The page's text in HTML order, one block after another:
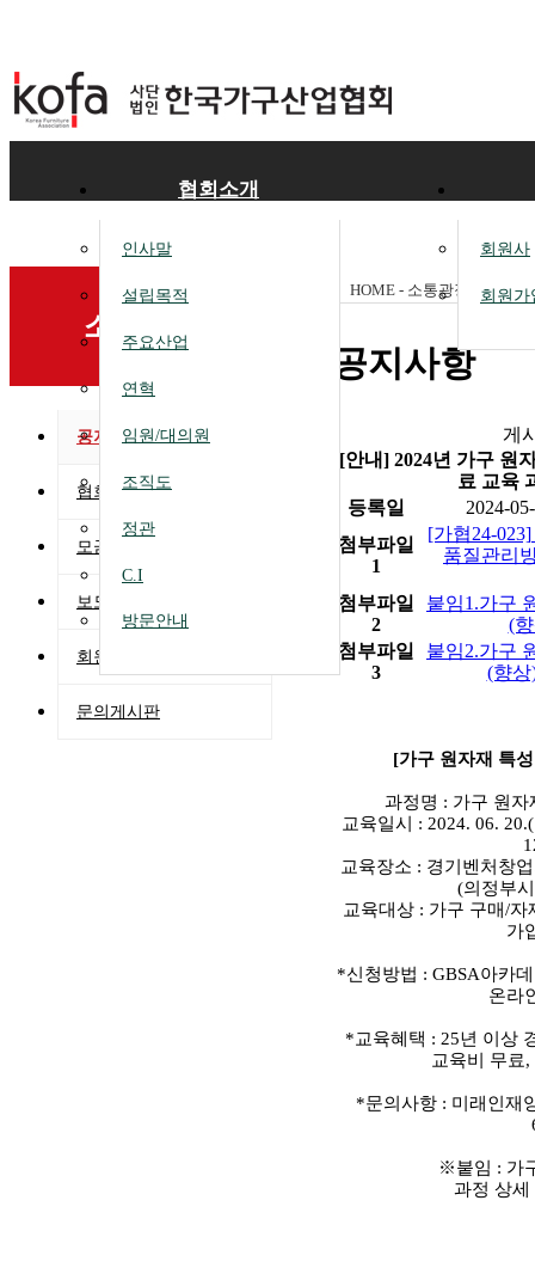
협회소개
인사말
설립목적
주요산업
연혁
임원/대의원
조직도
정관
C.I
방문안내
회원사
회원가
소통광장
공지사항
협회소식
모금 및 활용실적
보도자료
회원게시판
문의게시판
공지사항
HOME - 소통광장 - 공지사
게
[안내] 2024년 가구 원
료 교육
등록일
2024-
첨부파일
1
[가협24-
품질관리
첨부파일
2
붙임1.가구
(
첨부파일
3
붙임2.가구
(향상
[가구 원자재 특
과정명 : 가구 원
교육일시 : 2024. 06.
교육장소 : 경기벤처창
(의정부
교육대상 : 가구 구매/
가
*신청방법 : GBSA아카
온라
*교육혜택 : 25년 이상
교육비 무료
*문의사항 : 미래인재
※붙임 : 가
과정 상세